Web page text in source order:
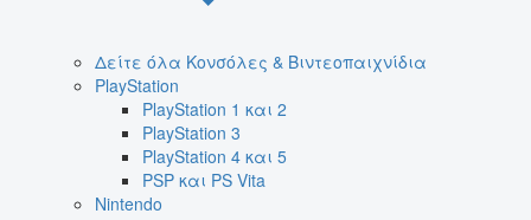
Δείτε όλα Κονσόλες & Βιντεοπαιχνίδια
PlayStation
PlayStation 1 και 2
PlayStation 3
PlayStation 4 και 5
PSP και PS Vita
Nintendo